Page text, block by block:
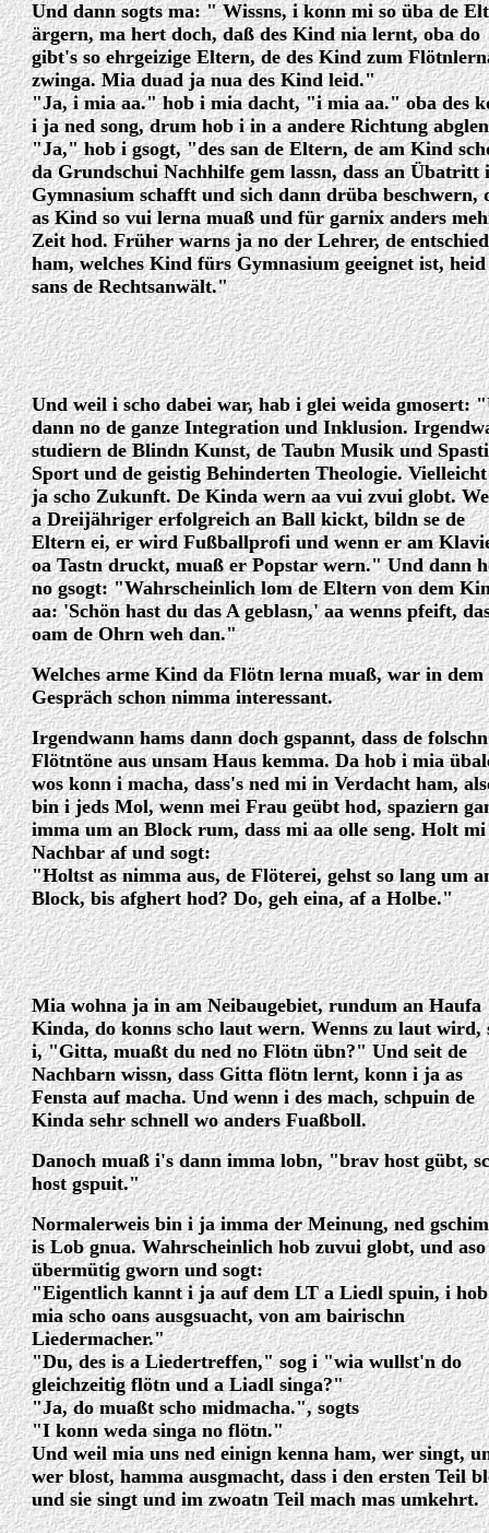
Und dann sogts ma: " Wissns, i konn mi so üba de
ärgern, ma hert doch, daß des Kind nia lernt, oba do
gibt's so ehrgeizige Eltern, de des Kind zum
zwinga. Mia duad ja nua des Kind leid."
"Ja, i mia aa." hob i mia dacht, "i mia aa." oba des
i ja ned song, drum hob i in a andere Richtung
"Ja," hob i gsogt, "des san de Eltern, de am Kind
da Grundschui Nachhilfe gem lassn, dass an Übatritt
Gymnasium schafft und sich dann drüba beschwern,
as Kind so vui lerna muaß und für garnix anders
Zeit hod. Früher warns ja no der Lehrer, de
ham, welches Kind fürs Gymnasium geeignet ist, heid
sans de Rechtsanwält."
Und weil i scho dabei war, hab i glei weida gmosert:
dann no de ganze Integration und Inklusion.
studiern de Blindn Kunst, de Taubn Musik und
Sport und de geistig Behinderten Theologie.
ja scho Zukunft. De Kinda wern aa vui zvui globt.
a Dreijähriger erfolgreich an Ball kickt, bildn se de
Eltern ei, er wird Fußballprofi und wenn er am
oa Tastn druckt, muaß er Popstar wern." Und dann
no gsogt: "Wahrscheinlich lom de Eltern von dem
aa: 'Schön hast du das A geblasn,' aa wenns pfeift,
oam de Ohrn weh dan."
Welches arme Kind da Flötn lerna muaß, war in dem
Gespräch schon nimma interessant.
Irgendwann hams dann doch gspannt, dass de folschn
Flötntöne aus unsam Haus kemma. Da hob i mia
wos konn i macha, dass's ned mi in Verdacht ham,
bin i jeds Mol, wenn mei Frau geübt hod, spaziern
imma um an Block rum, dass mi aa olle seng. Holt
Nachbar af und sogt:
"Holtst as nimma aus, de Flöterei, gehst so lang um
Block, bis afghert hod? Do, geh eina, af a Holbe."
Mia wohna ja in am Neibaugebiet, rundum an Haufa
Kinda, do konns scho laut wern. Wenns zu laut wird,
i, "Gitta, muaßt du ned no Flötn übn?" Und seit de
Nachbarn wissn, dass Gitta flötn lernt, konn i ja as
Fensta auf macha. Und wenn i des mach, schpuin de
Kinda sehr schnell wo anders Fuaßboll.
Danoch muaß i's dann imma lobn, "brav host gübt,
host gspuit."
Normalerweis bin i ja imma der Meinung, ned
is Lob gnua. Wahrscheinlich hob zuvui globt, und aso
übermütig gworn und sogt:
"Eigentlich kannt i ja auf dem LT a Liedl spuin, i hob
mia scho oans ausgsuacht, von am bairischn
Liedermacher."
"Du, des is a Liedertreffen," sog i "wia wullst'n do
gleichzeitig flötn und a Liadl singa?"
"Ja, do muaßt scho midmacha.", sogts
"I konn weda singa no flötn."
Und weil mia uns ned einign kenna ham, wer singt,
wer blost, hamma ausgmacht, dass i den ersten Teil
und sie singt und im zwoatn Teil mach mas umkehrt.